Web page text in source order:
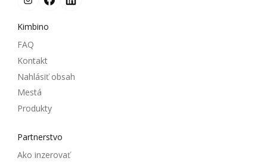
Kimbino
FAQ
Kontakt
Nahlásiť obsah
Mestá
Produkty
Partnerstvo
Ako inzerovať